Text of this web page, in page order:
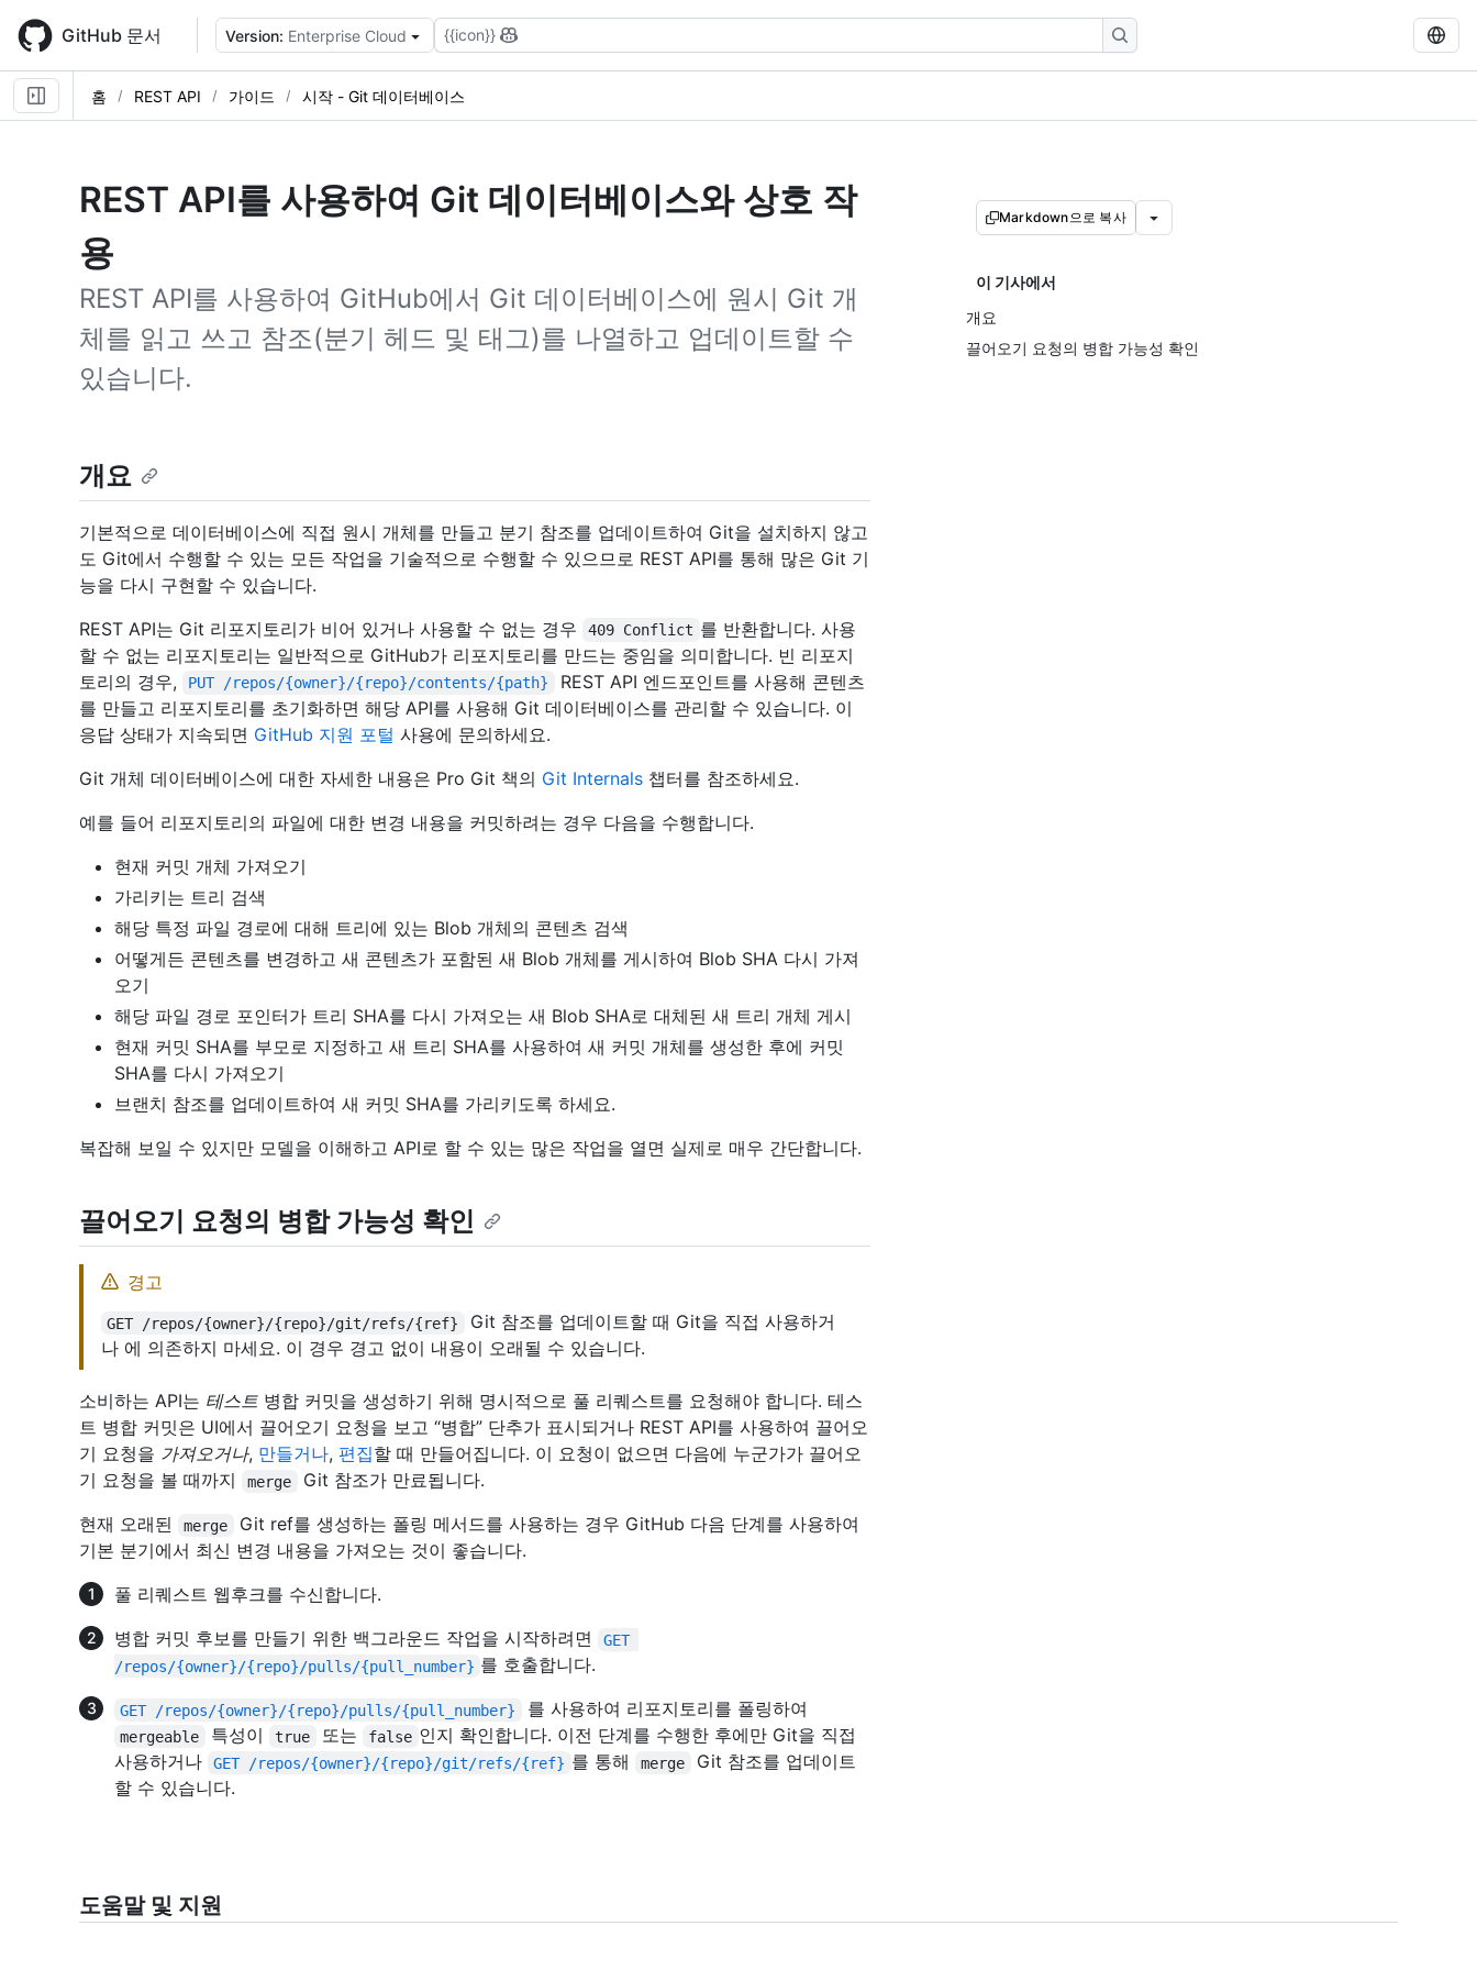
main
content
GitHub 문서 Version: Enterprise Cloud {{icon}}
홈 REST API 가이드 시작 - Git 데이터베이스
REST API를 사용하여 Git 데이터베이스와 상호 작
용
REST API를 사용하여 GitHub에서 Git 데이터베이스에 원시 Git 개
체를 읽고 쓰고 참조(분기 헤드 및 태그)를 나열하고 업데이트할 수
있습니다.
Markdown으로 복사
이 기사에서
개요
끌어오기 요청의 병합 가능성 확인
개요
기본적으로 데이터베이스에 직접 원시 개체를 만들고 분기 참조를 업데이트하여 Git을 설치하지 않고
도 Git에서 수행할 수 있는 모든 작업을 기술적으로 수행할 수 있으므로 REST API를 통해 많은 Git 기
능을 다시 구현할 수 있습니다.
REST API는 Git 리포지토리가 비어 있거나 사용할 수 없는 경우
409 Conflict 를 반환합니다. 사용
할 수 없는 리포지토리는 일반적으로 GitHub가 리포지토리를 만드는 중임을 의미합니다. 빈 리포지
토리의 경우,
PUT /repos/{owner}/{repo}/contents/{path}
REST API 엔드포인트를 사용해 콘텐츠
를 만들고 리포지토리를 초기화하면 해당 API를 사용해 Git 데이터베이스를 관리할 수 있습니다. 이
응답 상태가 지속되면 GitHub 지원 포털 사용에 문의하세요.
Git 개체 데이터베이스에 대한 자세한 내용은 Pro Git 책의 Git Internals 챕터를 참조하세요.
예를 들어 리포지토리의 파일에 대한 변경 내용을 커밋하려는 경우 다음을 수행합니다.
현재 커밋 개체 가져오기
가리키는 트리 검색
해당 특정 파일 경로에 대해 트리에 있는 Blob 개체의 콘텐츠 검색
어떻게든 콘텐츠를 변경하고 새 콘텐츠가 포함된 새 Blob 개체를 게시하여 Blob SHA 다시 가져
오기
해당 파일 경로 포인터가 트리 SHA를 다시 가져오는 새 Blob SHA로 대체된 새 트리 개체 게시
현재 커밋 SHA를 부모로 지정하고 새 트리 SHA를 사용하여 새 커밋 개체를 생성한 후에 커밋
SHA를 다시 가져오기
브랜치 참조를 업데이트하여 새 커밋 SHA를 가리키도록 하세요.
복잡해 보일 수 있지만 모델을 이해하고 API로 할 수 있는 많은 작업을 열면 실제로 매우 간단합니다.
끌어오기 요청의 병합 가능성 확인
경고
GET /repos/{owner}/{repo}/git/refs/{ref}
Git 참조를 업데이트할 때 Git을 직접 사용하거
나 에 의존하지 마세요. 이 경우 경고 없이 내용이 오래될 수 있습니다.
소비하는 API는 테스트 병합 커밋을 생성하기 위해 명시적으로 풀 리퀘스트를 요청해야 합니다. 테스
트 병합 커밋은 UI에서 끌어오기 요청을 보고 “병합” 단추가 표시되거나 REST API를 사용하여 끌어오
기 요청을 가져오거나, 만들거나, 편집할 때 만들어집니다. 이 요청이 없으면 다음에 누군가가 끌어오
기 요청을 볼 때까지
merge
Git 참조가 만료됩니다.
현재 오래된
merge
Git ref를 생성하는 폴링 메서드를 사용하는 경우 GitHub 다음 단계를 사용하여
기본 분기에서 최신 변경 내용을 가져오는 것이 좋습니다.
풀 리퀘스트 웹후크를 수신합니다.
병합 커밋 후보를 만들기 위한 백그라운드 작업을 시작하려면
GET
/repos/{owner}/{repo}/pulls/{pull_number} 를 호출합니다.
GET /repos/{owner}/{repo}/pulls/{pull_number} 를 사용하여 리포지토리를 폴링하여
mergeable 특성이 true 또는 false 인지 확인합니다. 이전 단계를 수행한 후에만 Git을 직접
사용하거나
GET /repos/{owner}/{repo}/git/refs/{ref} 를 통해 merge
Git 참조를 업데이트
할 수 있습니다.
도움말 및 지원